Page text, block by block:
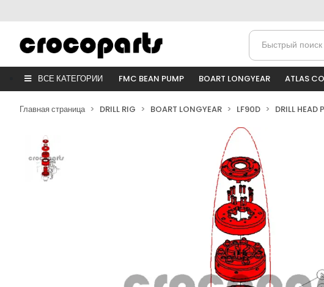
ВСЕ КАТЕГОРИИ FMC BEAN PUMP BOART LONGYEAR ATLAS
Главная страница DRILL RIG BOART LONGYEAR LF90D DRILL HEAD